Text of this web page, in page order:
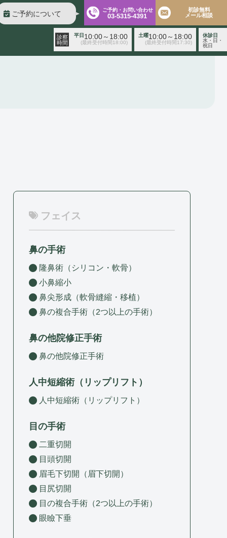
ご予約について ご予約・お問い合わせ
03-5315-4391
初診無料
メール相談
診察
時間
平日 10:00～18:00
(最終受付時間18:00)
土曜10:00～18:00
(最終受付時間17:30)
休診日
水・日・
祝日
メールフォーム
フェイス
鼻の手術
隆鼻術（シリコン・軟骨）
小鼻縮小
鼻尖形成（軟骨縫縮・移植）
鼻の複合手術（2つ以上の手術）
鼻の他院修正手術
鼻の他院修正手術
人中短縮術（リップリフト）
人中短縮術（リップリフト）
目の手術
二重切開
目頭切開
眉毛下切開（眉下切開）
目尻切開
目の複合手術（2つ以上の手術）
眼瞼下垂